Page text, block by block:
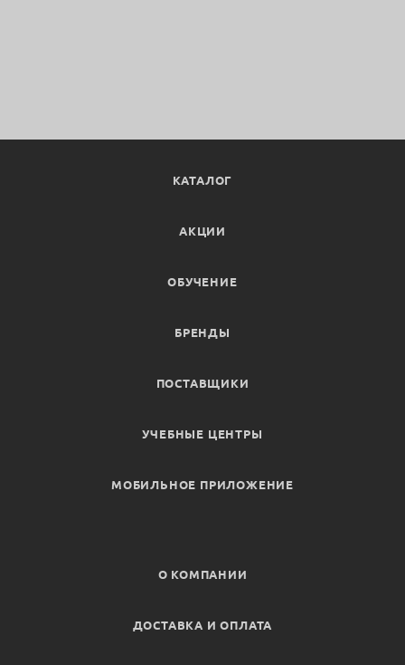
КАТАЛОГ
АКЦИИ
ОБУЧЕНИЕ
БРЕНДЫ
ПОСТАВЩИКИ
УЧЕБНЫЕ ЦЕНТРЫ
МОБИЛЬНОЕ ПРИЛОЖЕНИЕ
О КОМПАНИИ
ДОСТАВКА И ОПЛАТА